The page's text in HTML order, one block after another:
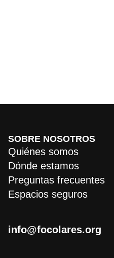
SOBRE NOSOTROS
Quiénes somos
Dónde estamos
Preguntas frecuentes
Espacios seguros
info@focolares.org